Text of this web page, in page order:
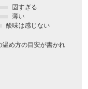
固すぎる
薄い
酸味は感じない
め方の目安が書かれ